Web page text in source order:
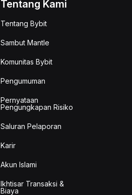
Tentang Kami
Tentang Bybit
Sambut Mantle
Komunitas Bybit
Pengumuman
Pernyataan
Pengungkapan Risiko
Saluran Pelaporan
Karir
Akun Islami
Ikhtisar Transaksi &
Biaya